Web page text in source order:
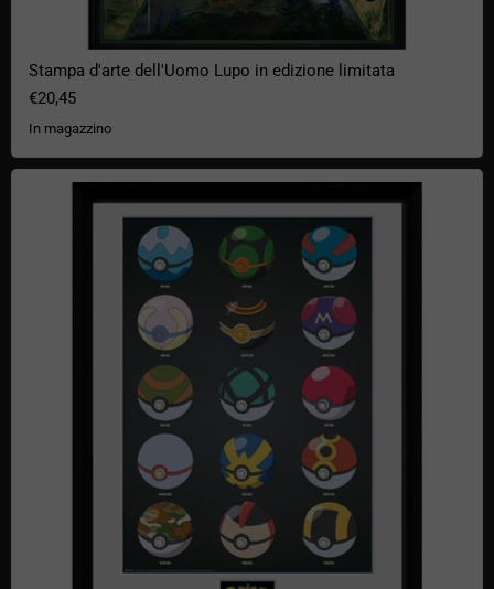
Stampa d'arte dell'Uomo Lupo in edizione limitata
€20,45
In magazzino